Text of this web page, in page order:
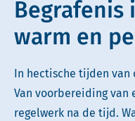
Begrafenis
warm en
In hectische tijden
Van voorbereiding van
regelwerk na de tijd.